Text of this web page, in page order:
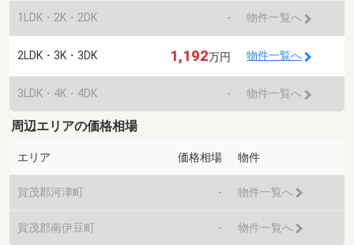
1LDK・2K・2DK - 物件一覧へ
2LDK・3K・3DK 1,192万円 物件一覧へ
3LDK・4K・4DK - 物件一覧へ
周辺エリアの価格相場
エリア 価格相場 物件
賀茂郡河津町 - 物件一覧へ
賀茂郡南伊豆町 - 物件一覧へ